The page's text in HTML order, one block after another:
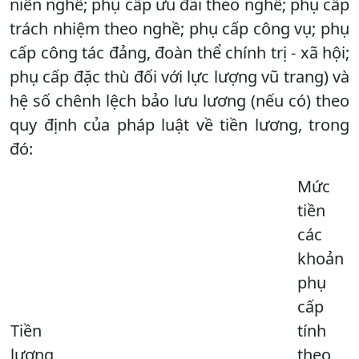
niên nghề; phụ cấp ưu đãi theo nghề; phụ cấp
trách nhiệm theo nghề; phụ cấp công vụ; phụ
cấp công tác đảng, đoàn thể chính trị - xã hội;
phụ cấp đặc thù đối với lực lượng vũ trang) và
hệ số chênh lệch bảo lưu lương (nếu có) theo
quy định của pháp luật về tiền lương, trong
đó:
Tiền
lương
Mức
tiền
các
khoản
phụ
cấp
tính
theo